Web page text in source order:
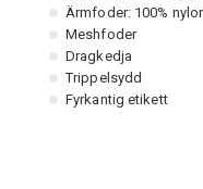
Ärmfoder: 100%
Meshfoder
Dragkedja
Trippelsydd
Fyrkantig etikett